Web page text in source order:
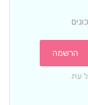
הרשמה
עת.